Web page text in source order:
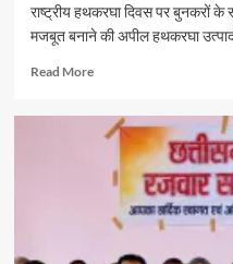
राष्ट्रीय हथकरघा दिवस पर बुनकरों
मजबूत बनाने की अपील हथकरघा
Read MoreRead
पर्यटन
संस्कृति
राजेश
अग्रवाल